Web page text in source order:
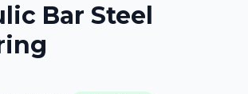
Bar Steel